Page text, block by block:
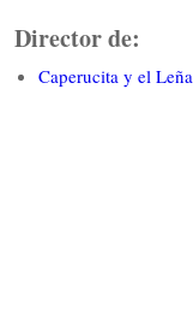
Director de:
Caperucita y el